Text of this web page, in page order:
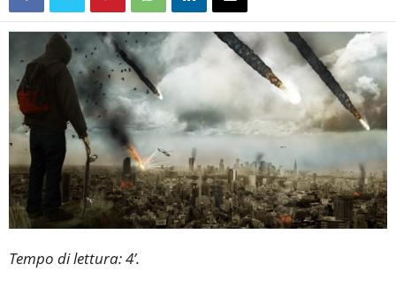
Tempo di lettura: 4’.